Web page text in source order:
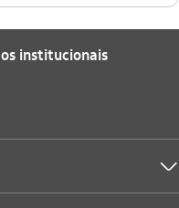
institucionais
seta_baixo